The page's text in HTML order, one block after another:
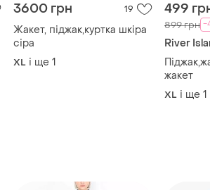
3600 грн 19
Жакет, піджак,куртка шкіра
сіра
XL і ще 1
499
899 грн -
River
жакет
XL і ще 1